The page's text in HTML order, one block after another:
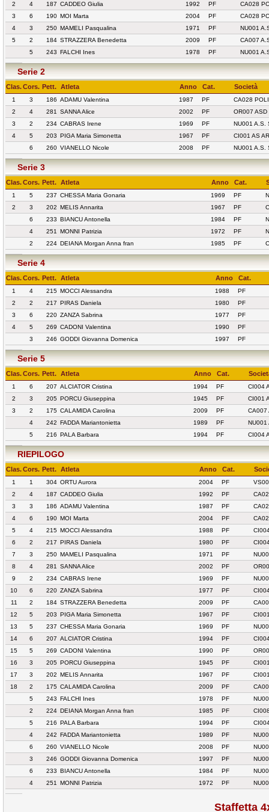
2
4 187 CADDEO Giulia 1992 PF
CA028
3
6 190 MOI Marta 2004 PF
CA028
4
3 250 MAMELI Pasqualina 1971 PF
NU001
5
2 184 STRAZZERA Benedetta 2009 PF
CA007
5
243 FALCHI Ines 1978 PF NU001
Serie 2
Clas.Cors. Pett. Atleta Anno Cat. Società
1 3 186 ADAMU Valentina 1987 PF
CA028
2
4 281 SANNA Alice 2002 PF
OR007 ASD
3
2 234 CABRAS Irene 1969 PF
NU001 A.S.
4
5 203 PIGA Maria Simonetta 1967 PF
CI001 AS
6
260 VIANELLO Nicole 2008 PF NU001 A.S.
Serie 3
Clas.Cors. Pett. Atleta Anno Cat.
1 5 237 CHESSA Maria Gonaria 1969 PF
2
3 202 MELIS Annarita 1967 PF
6
233 BIANCU Antonella 1984 PF
4
251 MONNI Patrizia 1972 PF
2
224 DEIANA Morgan Anna fran 1985 PF
Serie 4
Clas.Cors. Pett. Atleta Anno Cat.
1 4 215 MOCCI Alessandra 1988
PF
2
2 217 PIRAS Daniela 1980
PF
3
6 220 ZANZA Sabrina 1977
PF
4
5 269 CADONI Valentina 1990
PF
3
246 GODDI Giovanna Domenica 1997 PF
Serie 5
Clas.Cors. Pett. Atleta Anno Cat.
1 6 207 ALCIATOR Cristina 1994 PF
CI004
2
3 205 PORCU Giuseppina 1945 PF
CI001
3
2 175 CALAMIDA Carolina 2009 PF
CA007
4
242 FADDA Mariantonietta 1989 PF
NU001
5
216 PALA Barbara 1994 PF CI004
RIEPILOGO
Clas.Cors. Pett. Atleta Anno Cat.
1 1 304 ORTU Aurora 2004 PF
2
4 187 CADDEO Giulia 1992 PF
3
3 186 ADAMU Valentina 1987 PF
4
6 190 MOI Marta 2004 PF
5
4 215 MOCCI Alessandra 1988 PF
6
2 217 PIRAS Daniela 1980 PF
7
3 250 MAMELI Pasqualina 1971 PF
8
4 281 SANNA Alice 2002 PF
9
2 234 CABRAS Irene 1969 PF
10
6 220 ZANZA Sabrina 1977 PF
11
2 184 STRAZZERA Benedetta 2009 PF
12
5 203 PIGA Maria Simonetta 1967 PF
13
5 237 CHESSA Maria Gonaria 1969 PF
14
6 207 ALCIATOR Cristina 1994 PF
15
5 269 CADONI Valentina 1990 PF
16
3 205 PORCU Giuseppina 1945 PF
17
3 202 MELIS Annarita 1967 PF
18
2 175 CALAMIDA Carolina 2009 PF
5
243 FALCHI Ines 1978 PF
2
224 DEIANA Morgan Anna fran 1985 PF
5
216 PALA Barbara 1994 PF
4
242 FADDA Mariantonietta 1989 PF
6
260 VIANELLO Nicole 2008 PF
3
246 GODDI Giovanna Domenica 1997 PF
6
233 BIANCU Antonella 1984 PF
4
251 MONNI Patrizia 1972 PF
Staffetta